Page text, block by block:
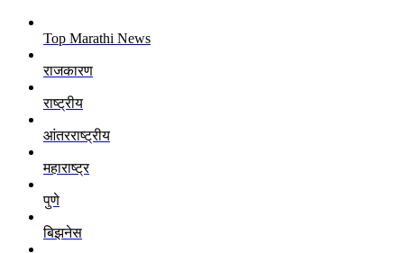
Top Marathi News
राजकारण
राष्ट्रीय
आंतरराष्ट्रीय
महाराष्ट्र
पुणे
बिझनेस